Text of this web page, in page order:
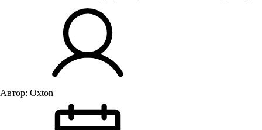
Автор: Oxton